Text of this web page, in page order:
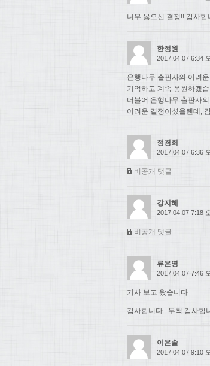
너무 옳으신 결정!! 감사합
한정원
2017.04.07 6:34
은행나무 출판사의 어려
기억하고 계속 응원하겠
더불어 은행나무 출판사
어려운 결정이셨을텐데,
정경희
2017.04.07 6:36
비공개 댓글
강지혜
2017.04.07 7:18
비공개 댓글
류은영
2017.04.07 7:46
기사 보고 왔습니다
감사합니다.. 무척 감사합
이은솔
2017.04.07 9:10